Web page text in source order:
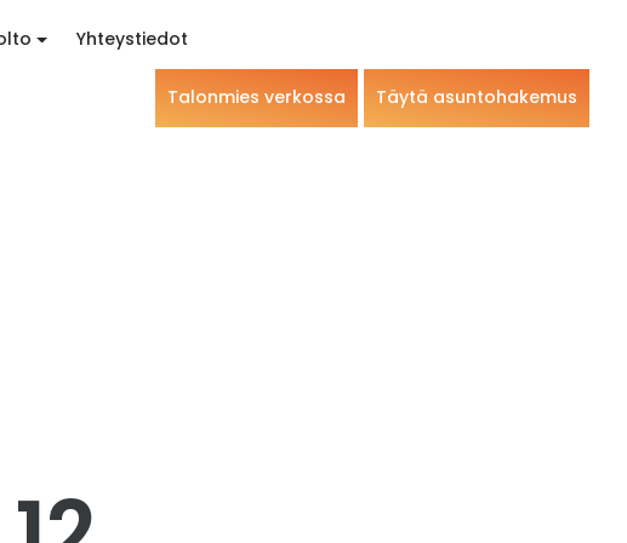
Yhteystiedot
Täytä asuntohakemus
Talonmies verkossa